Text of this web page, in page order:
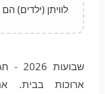
לוויתן (ילדים)
ארוכות בבית.